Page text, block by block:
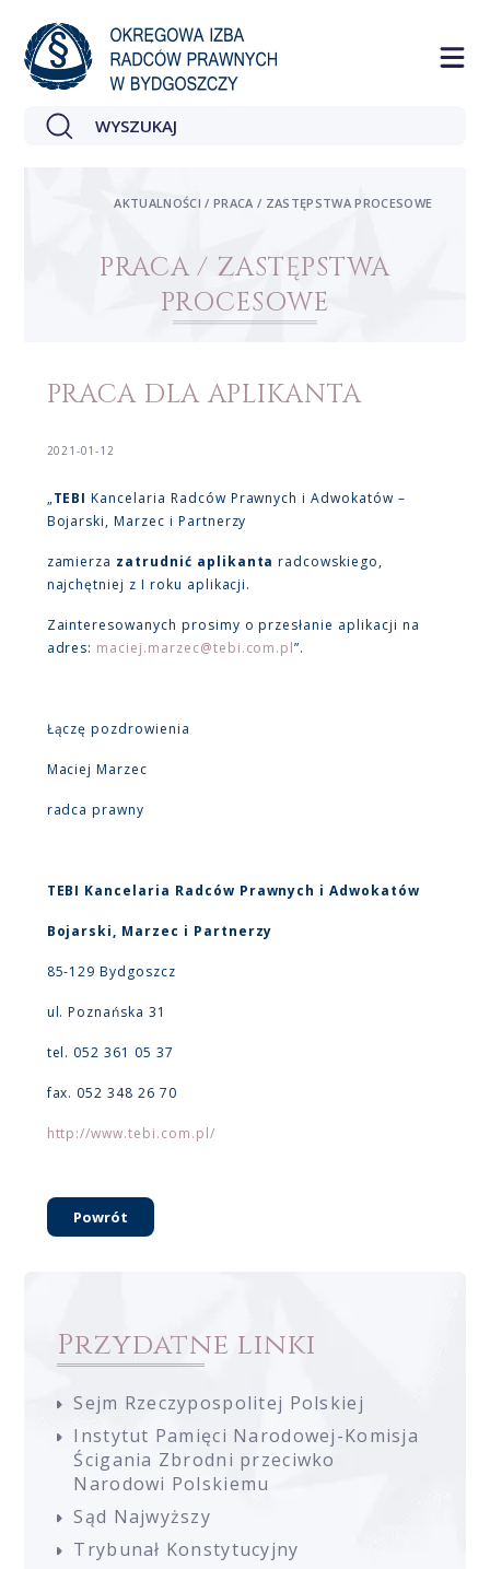
PRACA / ZASTĘPSTWA
PROCESOWE
AKTUALNOŚCI / PRACA / ZASTĘPSTWA PROCESOWE
PRACA DLA APLIKANTA
2021-01-12
„TEBI Kancelaria Radców Prawnych i Adwokatów –
Bojarski, Marzec i Partnerzy
zamierza zatrudnić aplikanta radcowskiego,
najchętniej z I roku aplikacji.
Zainteresowanych prosimy o przesłanie aplikacji na
adres: maciej.marzec@tebi.com.pl”.
Łączę pozdrowienia
Maciej Marzec
radca prawny
TEBI Kancelaria Radców Prawnych i Adwokatów
Bojarski, Marzec i Partnerzy
85-129 Bydgoszcz
ul. Poznańska 31
tel. 052 361 05 37
fax. 052 348 26 70
http://www.tebi.com.pl/
Powrót
Przydatne linki
Sejm Rzeczypospolitej Polskiej
Instytut Pamięci Narodowej-Komisja
Ścigania Zbrodni przeciwko
Narodowi Polskiemu
Sąd Najwyższy
Trybunał Konstytucyjny